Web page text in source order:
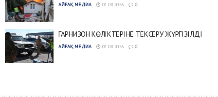
АЙҒАҚ МЕДИА 01.08.2026 0
ГАРНИЗОН КӨЛІКТЕРІНЕ ТЕКСЕРУ ЖҮРГІЗІЛДІ
АЙҒАҚ МЕДИА 01.08.2026 0